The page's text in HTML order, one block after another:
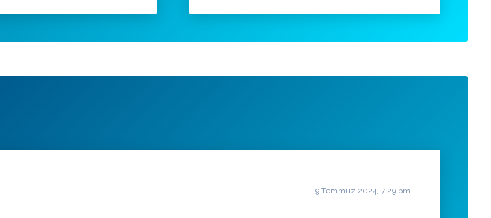
9 Temmuz 2024, 7:29 pm